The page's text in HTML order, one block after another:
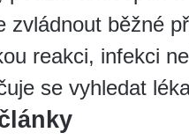
zvládnout běžné
reakci, infekci
se vyhledat